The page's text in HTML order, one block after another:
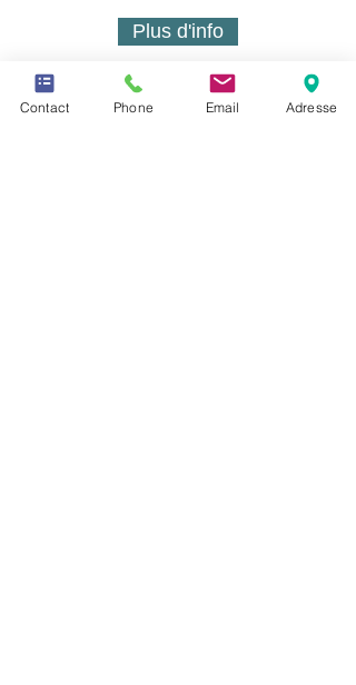
Plus d'info
Personnes privées
Contact Phone Email Adresse